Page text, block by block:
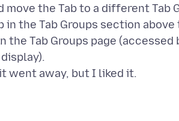
the Tab to a different Tab
the Tab Groups section
the Tab Groups page
went away, but I liked it.